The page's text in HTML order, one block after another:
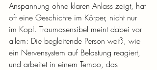
Anspannung ohne klaren Anlass zeigt, hat
oft eine Geschichte im Körper, nicht nur
im Kopf. Traumasensibel meint dabei vor
allem: Die begleitende Person weiß, wie
ein Nervensystem auf Belastung reagiert,
und arbeitet in einem Tempo, das